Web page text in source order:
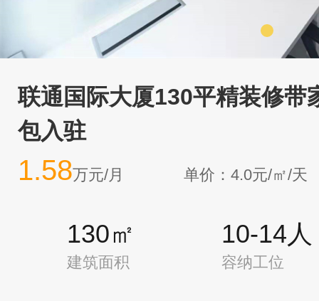
联通国际大厦130平精装修带
包入驻
1.58万元/月 单价：4.0元/㎡/天
130㎡
建筑面积
10-14人
容纳工位